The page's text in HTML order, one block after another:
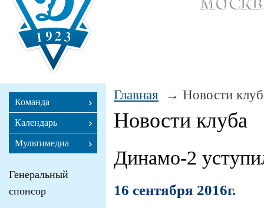
Главная Новости
Новости клуба
Динамо-2
16 сентября 2016г.
Команда
Календарь
Мультимедиа
Генеральный
спонсор